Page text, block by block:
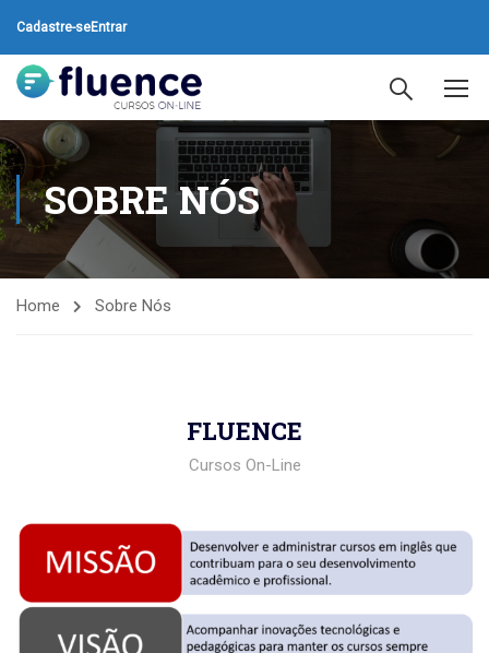
Cadastre-seEntrar
SOBRE NÓS
Home Sobre Nós
FLUENCE
Cursos On-Line